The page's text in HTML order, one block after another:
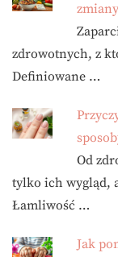
zdrowotnych, z
Definiowane …
Od
tylko ich wygląd,
Łamliwość …
Jak